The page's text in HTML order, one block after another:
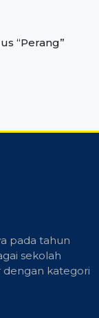
“Perang”
pada tahun
sekolah
dengan kategori